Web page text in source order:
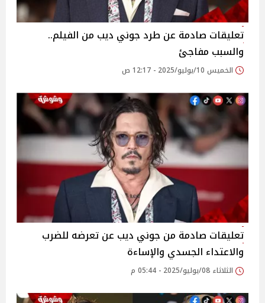
تعليقات صادمة عن طرد جوني ديب من الفيلم..
والسبب مفاجئ
الخميس 10/يوليو/2025 - 12:17 ص
تعليقات صادمة من جوني ديب عن تعرضه للضرب
والاعتداء الجسدي والإساءة
الثلاثاء 08/يوليو/2025 - 05:44 م